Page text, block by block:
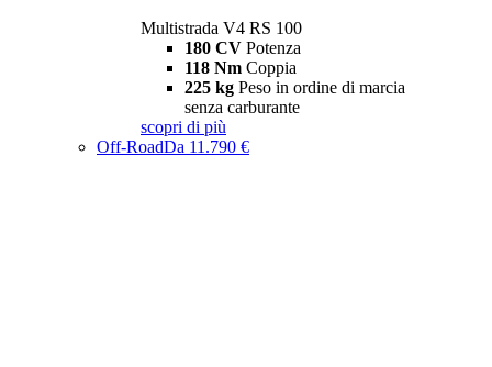
Multistrada V4 RS 100
180 CV Potenza
118 Nm Coppia
225 kg Peso in ordine di marcia
senza carburante
scopri di più
Off-RoadDa 11.790 €